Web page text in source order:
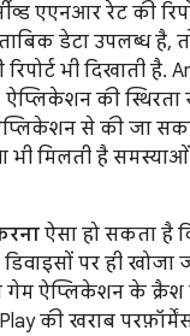
एएनआर रेट की
डेटा उपलब्ध है,
भी दिखाती है.
की स्थिरता
से की जा
भी मिलती है
ऐसा हो सकता है
पर ही खोजा
ऐप्लिकेशन के क्रैश
की खराब